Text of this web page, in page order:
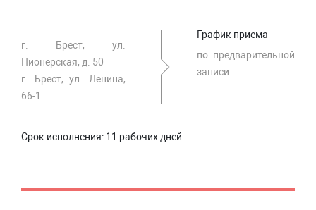
г. Брест, ул.
Пионерская, д. 50
г. Брест, ул. Ленина,
66-1
График приема
по предварительной
записи
Срок исполнения: 11 рабочих дней